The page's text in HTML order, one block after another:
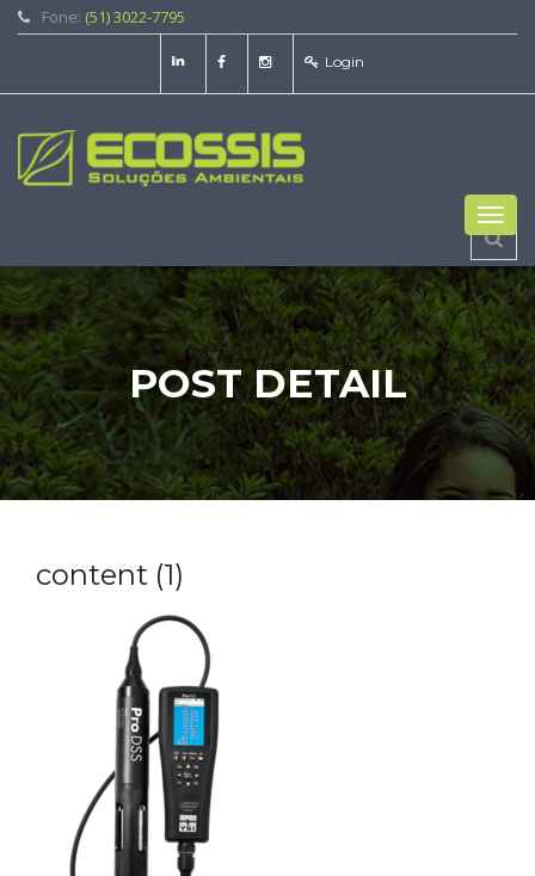
Fone: (51) 3022-7795
Login
POST DETAIL
content (1)